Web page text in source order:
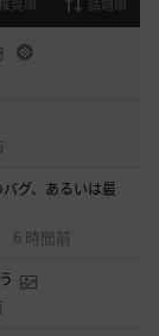
推奨順 話題順
グ、あるいは最
6 時間前